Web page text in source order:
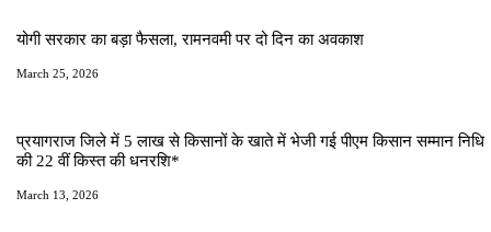
योगी सरकार का बड़ा फैसला, रामनवमी पर दो दिन का अवकाश
March 25, 2026
प्रयागराज जिले में 5 लाख से किसानों के खाते में भेजी गई पीएम किसान सम्मान निधि
की 22 वीं किस्त की धनरशि*
March 13, 2026